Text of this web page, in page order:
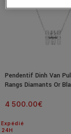
Pendentif Dinh Van
Rangs Diamants Or
4 500.00€
24H
Expédié